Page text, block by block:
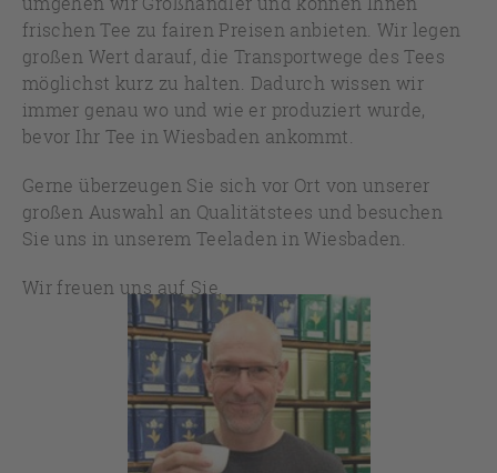
frischen Tee zu fairen Preisen anbieten. Wir legen
großen Wert darauf, die Transportwege des Tees
möglichst kurz zu halten. Dadurch wissen wir
immer genau wo und wie er produziert wurde,
bevor Ihr Tee in Wiesbaden ankommt.
Gerne überzeugen Sie sich vor Ort von unserer
großen Auswahl an Qualitätstees und besuchen
Sie uns in unserem Teeladen in Wiesbaden.
Wir freuen uns auf Sie.